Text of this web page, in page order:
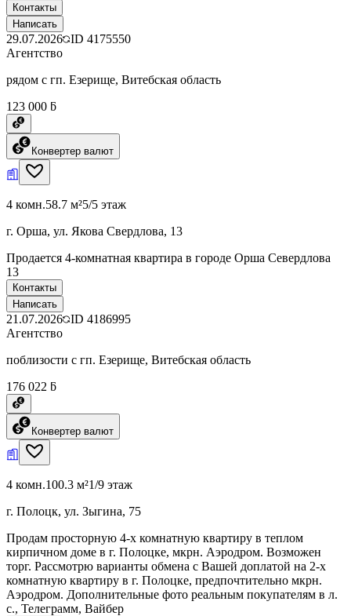
Контакты
Написать
29.07.2026 ID 4175550
Агентство
рядом с гп. Езерище, Витебская область
123 000 ƃ
Конвертер валют
4 комн.58.7 м²5/5 этаж
г. Орша, ул. Якова Свердлова, 13
Продается 4-комнатная квартира в городе Орша Севердлова
13
Контакты
Написать
21.07.2026 ID 4186995
Агентство
поблизости с гп. Езерище, Витебская область
176 022 ƃ
Конвертер валют
4 комн.100.3 м²1/9 этаж
г. Полоцк, ул. Зыгина, 75
Продам просторную 4-х комнатную квартиру в теплом
кирпичном доме в г. Полоцке, мкрн. Аэродром. Возможен
торг. Рассмотрю варианты обмена с Вашей доплатой на 2-х
комнатную квартиру в г. Полоцке, предпочтительно мкрн.
Аэродром. Дополнительные фото реальным покупателям в л.
с., Телеграмм, Вайбер